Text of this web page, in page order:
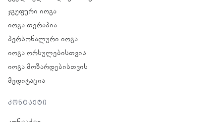
ჯგუფური იოგა
იოგა თერაპია
პერსონალური იოგა
იოგა ორსულებისთვის
იოგა მოზარდებისთვის
მედიტაცია
კონტაქტი